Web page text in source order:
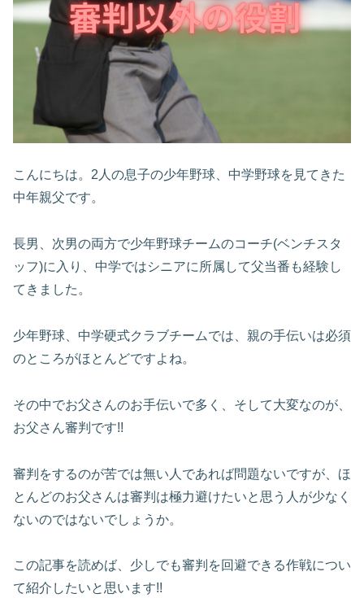
こんにちは。2人の息子の少年野球、中学野球を見てきた
中年親父です。
長男、次男の両方で少年野球チームのコーチ(ベンチスタ
ッフ)に入り、中学ではシニアに所属して父当番も経験し
てきました。
少年野球、中学硬式クラブチームでは、親の手伝いは必須
のところがほとんどですよね。
その中でお父さんのお手伝いで多く、そして大変なのが、
お父さん審判です!!
審判をするのが苦では無い人であれば問題ないですが、ほ
とんどのお父さんは審判は極力避けたいと思う人が少なく
ないのではないでしょうか。
この記事を読めば、少しでも審判を回避できる作戦につい
て紹介したいと思います!!